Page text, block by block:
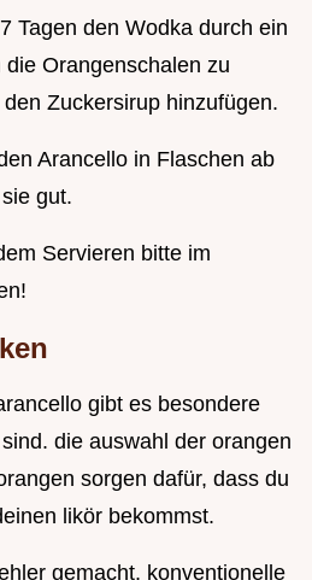
Tagen den Wodka durch ein
Orangenschalen zu
Zuckersirup hinzufügen.
Arancello in Flaschen ab
gut.
Servieren bitte im
gibt es besondere
die auswahl der orangen
sorgen dafür, dass du
likör bekommst.
gemacht, konventionelle